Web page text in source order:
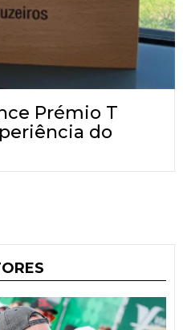
Prémio T
do